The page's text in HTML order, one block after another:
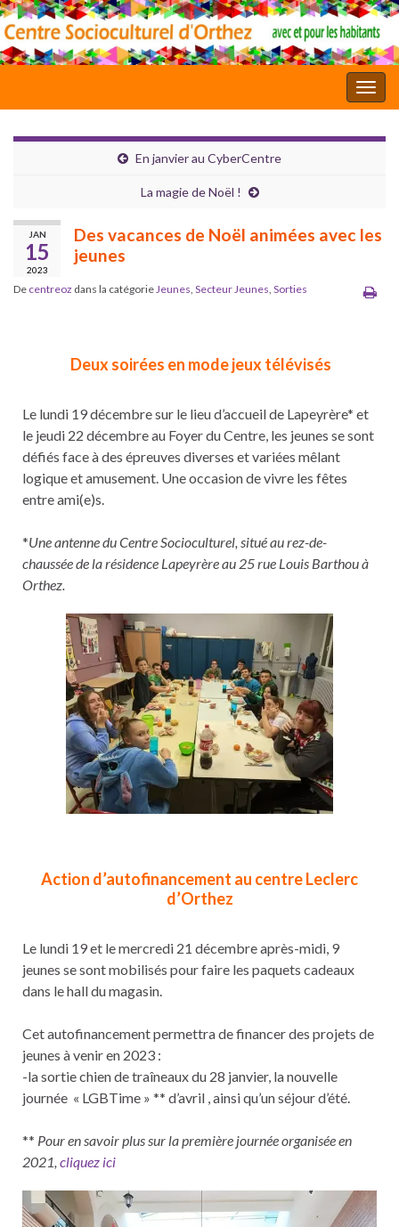
En janvier au CyberCentre
La magie de Noël !
JAN
15
2023
Des vacances de Noël animées avec les
jeunes
De centreoz dans la catégorieJeunes, Secteur Jeunes, Sorties
Deux soirées en mode jeux télévisés
Le lundi 19 décembre sur le lieu d’accueil de Lapeyrère* et
le jeudi 22 décembre au Foyer du Centre, les jeunes se sont
défiés face à des épreuves diverses et variées mêlant
logique et amusement. Une occasion de vivre les fêtes
entre ami(e)s.
*Une antenne du Centre Socioculturel, situé au rez-de-
chaussée de la résidence Lapeyrère au 25 rue Louis Barthou à
Orthez.
Action d’autofinancement au centre Leclerc
d’Orthez
Le lundi 19 et le mercredi 21 décembre après-midi, 9
jeunes se sont mobilisés pour faire les paquets cadeaux
dans le hall du magasin.
Cet autofinancement permettra de financer des projets de
jeunes à venir en 2023 :
-la sortie chien de traîneaux du 28 janvier, la nouvelle
journée « LGBTime » ** d’avril , ainsi qu’un séjour d’été.
** Pour en savoir plus sur la première journée organisée en
2021, cliquez ici